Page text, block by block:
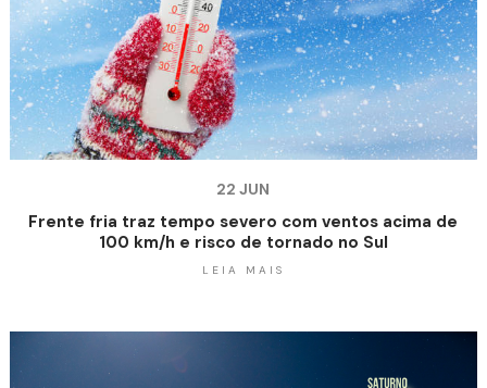
22 JUN
Frente fria traz tempo severo com ventos acima de
100 km/h e risco de tornado no Sul
LEIA MAIS